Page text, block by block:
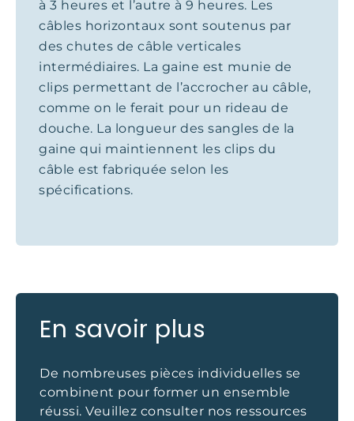
à 3 heures et l’autre à 9 heures. Les
câbles horizontaux sont soutenus par
des chutes de câble verticales
intermédiaires. La gaine est munie de
clips permettant de l’accrocher au câble,
comme on le ferait pour un rideau de
douche. La longueur des sangles de la
gaine qui maintiennent les clips du
câble est fabriquée selon les
spécifications.
En savoir plus
De nombreuses pièces individuelles se
combinent pour former un ensemble
réussi. Veuillez consulter nos ressources